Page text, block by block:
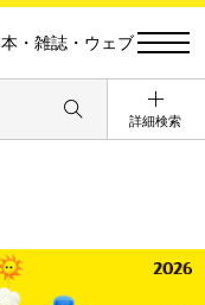
本・雑誌・ウェブ
詳細検索